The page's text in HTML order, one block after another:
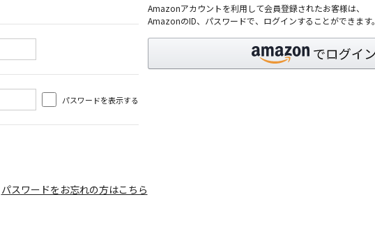
パスワードを表示する
パスワードをお忘れの方はこちら
Amazonアカウントを利用して会員登録されたお客様は、
AmazonのID、パスワードで、ログインすることができます。